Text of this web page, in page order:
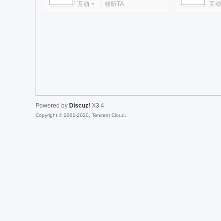
互动
收听TA
互动
Powered by Discuz! X3.4
Copyright © 2001-2020, Tencent Cloud.